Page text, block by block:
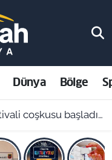
Dünya Bölge
inşa ve kültürle normalleşiyoruz"